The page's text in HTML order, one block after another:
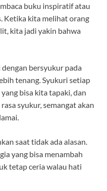
buku inspiratif atau
Ketika kita melihat orang
kita jadi yakin bahwa
bersyukur pada
tenang. Syukuri setiap
bisa kita tapaki, dan
syukur, semangat akan
saat tidak ada alasan.
yang bisa menambah
tetap ceria walau hati